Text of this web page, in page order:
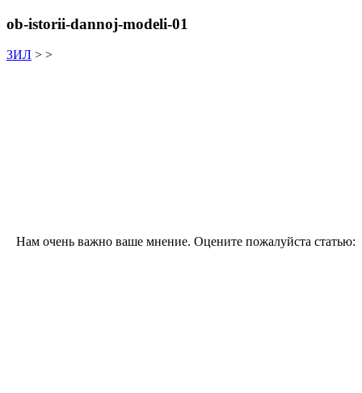
ob-istorii-dannoj-modeli-01
ЗИЛ > >
Нам очень важно ваше мнение. Оцените пожалуйста статью: